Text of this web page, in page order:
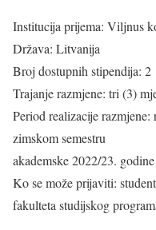
Institucija prijema: Viljnus
Država: Litvanija
Broj dostupnih stipendija: 2
Trajanje razmjene: tri (3)
Period realizacije razmjene:
zimskom semestru
akademske 2022/23. godine
Ko se može prijaviti:
fakulteta studijskog